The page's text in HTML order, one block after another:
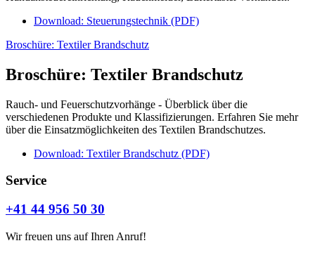
Download: Steuerungstechnik (PDF)
Broschüre: Textiler Brandschutz
Broschüre: Textiler Brandschutz
Rauch- und Feuerschutzvorhänge - Überblick über die
verschiedenen Produkte und Klassifizierungen. Erfahren Sie mehr
über die Einsatzmöglichkeiten des Textilen Brandschutzes.
Download: Textiler Brandschutz (PDF)
Service
+41 44 956 50 30
Wir freuen uns auf Ihren Anruf!